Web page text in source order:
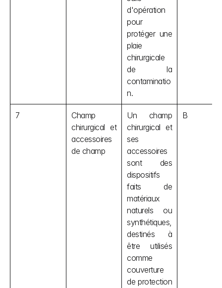
d'opération
pour
protéger une
plaie
chirurgicale
de la
contaminatio
n.
7
Champ
chirurgical et
accessoires
de champ
Un champ
chirurgical et
ses
accessoires
sont des
dispositifs
faits de
matériaux
naturels ou
synthétiques,
destinés à
être utilisés
comme
couverture
de protection
B